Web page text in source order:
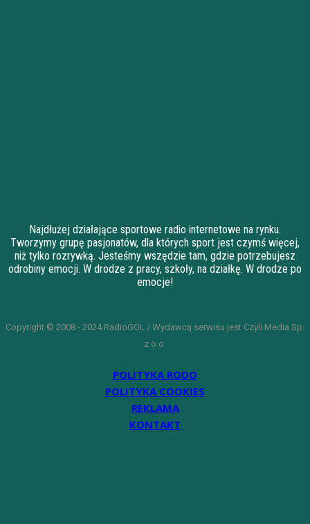
Najdłużej działające sportowe radio internetowe na rynku.
Tworzymy grupę pasjonatów, dla których sport jest czymś więcej,
niż tylko rozrywką. Jesteśmy wszędzie tam, gdzie potrzebujesz
odrobiny emocji. W drodze z pracy, szkoły, na działkę. W drodze po
emocje!
Copyright © 2008 - 2024 RadioGOL / Wydawcą serwisu jest Czyli Media Sp.
z o.o.
POLITYKA RODO
POLITYKA COOKIES
REKLAMA
KONTAKT